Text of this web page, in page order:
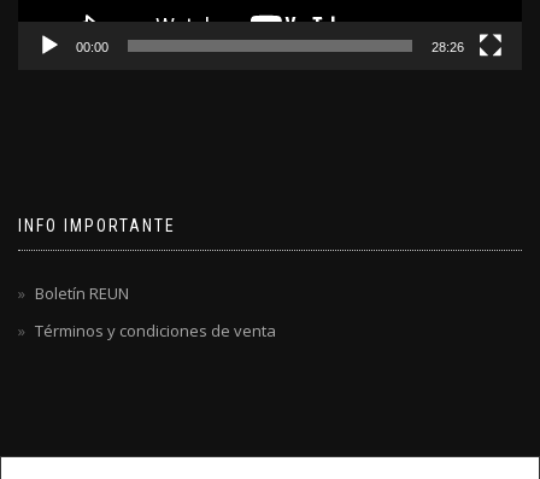
00:00 28:26
INFO IMPORTANTE
Boletín REUN
Términos y condiciones de venta